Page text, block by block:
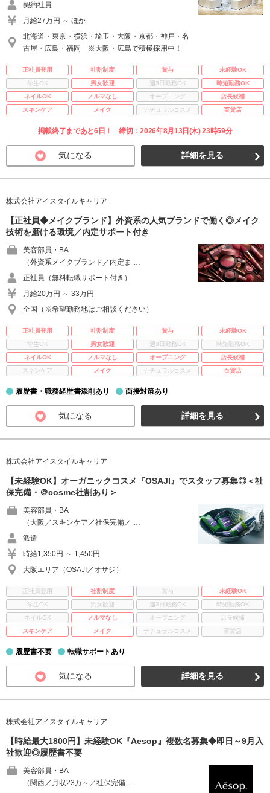
契約社員
月給27万円 ～ ほか
北海道・東京・横浜・埼玉・大阪・京都・神戸・名
古屋・広島・福岡 ※大阪・広島で積極採用中！
正社員登用 社割制度 賞与
未経験OK
学生OK
男女歓迎 週3日勤務OK
時短勤務OK
ネイルOK
ノルマなし オープニング
店長候補
スキンケア
メイク ナチュラルコスメ 百貨店
掲載終了まであと6日！ 締切：2026年8月13日(木) 23時59分
気になる 詳細を見る
株式会社アイスタイルキャリア
【正社員◆メイクブランド】外資系の人気ブランドで働く◎メイク
技術を磨ける環境／内定サポート付き
美容部員・BA
（外資系メイクブランド／内定ま …
正社員（無料転職サポート付き）
月給20万円 ～ 33万円
全国（※希望勤務地はご相談ください）
正社員登用 社割制度 賞与
未経験OK
学生OK
男女歓迎 週3日勤務OK
時短勤務OK
ネイルOK
ノルマなし オープニング
店長候補
スキンケア
メイク ナチュラルコスメ 百貨店
履歴書・職務経歴書添削あり 面接対策あり
気になる 詳細を見る
株式会社アイスタイルキャリア
【未経験OK】オーガニックコスメ『OSAJI』でスタッフ募集◎＜社
保完備・＠cosme社割あり＞
美容部員・BA
（大阪／スキンケア／社保完備／ …
派遣
時給1,350円 ～ 1,450円
大阪エリア（OSAJI／オサジ）
正社員登用 社割制度 賞与
未経験OK
学生OK
男女歓迎 週3日勤務OK
時短勤務OK
ネイルOK
ノルマなし オープニング
店長候補
スキンケア
メイク ナチュラルコスメ 百貨店
履歴書不要 転職サポートあり
気になる 詳細を見る
株式会社アイスタイルキャリア
【時給最大1800円】未経験OK『Aesop』複数名募集◆即日～9月入
社歓迎◎履歴書不要
美容部員・BA
（関西／月収23万～／社保完備 …